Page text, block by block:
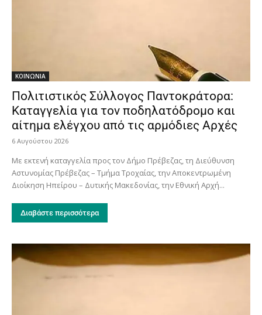
ΚΟΙΝΩΝΙΑ
Πολιτιστικός Σύλλογος Παντοκράτορα:
Καταγγελία για τον ποδηλατόδρομο και
αίτημα ελέγχου από τις αρμόδιες Αρχές
6 Αυγούστου 2026
Με εκτενή καταγγελία προς τον Δήμο Πρέβεζας, τη Διεύθυνση
Αστυνομίας Πρέβεζας – Τμήμα Τροχαίας, την Αποκεντρωμένη
Διοίκηση Ηπείρου – Δυτικής Μακεδονίας, την Εθνική Αρχή...
Διαβάστε περισσότερα